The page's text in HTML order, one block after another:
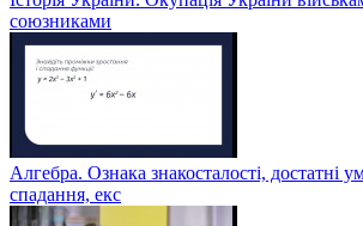
союзниками
Алгебра. Ознака знакосталості, достатні
спадання, екс